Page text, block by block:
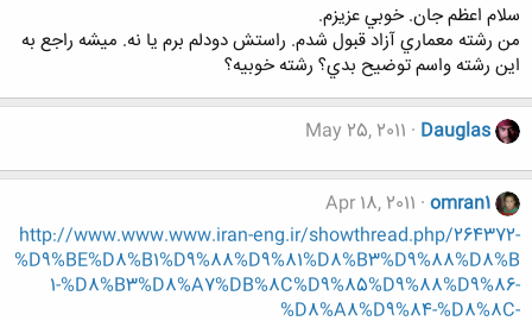
سلام اعظم جان. خوبي عزيزم.
من رشته معماري آزاد قبول شدم. راستش دودلم برم يا نه. ميشه راجع به
اين رشته واسم توضيح بدي؟ رشته خوبيه؟
Dauglas
May 25, 2011
omran1
Apr 18, 2011
http://www.www.www.iran-eng.ir/showthread.php/264372-
%D9%BE%D8%B1%D9%88%D9%81%D8%B3%D9%88%D8%B
1-%D8%B3%D8%A7%DB%8C%D9%85%D9%88%D9%86-
%D8%A8%D9%84-%D8%8C-